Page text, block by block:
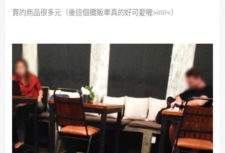
賣的商品很多元（後這個攤販車真的好可愛喔>/////<）